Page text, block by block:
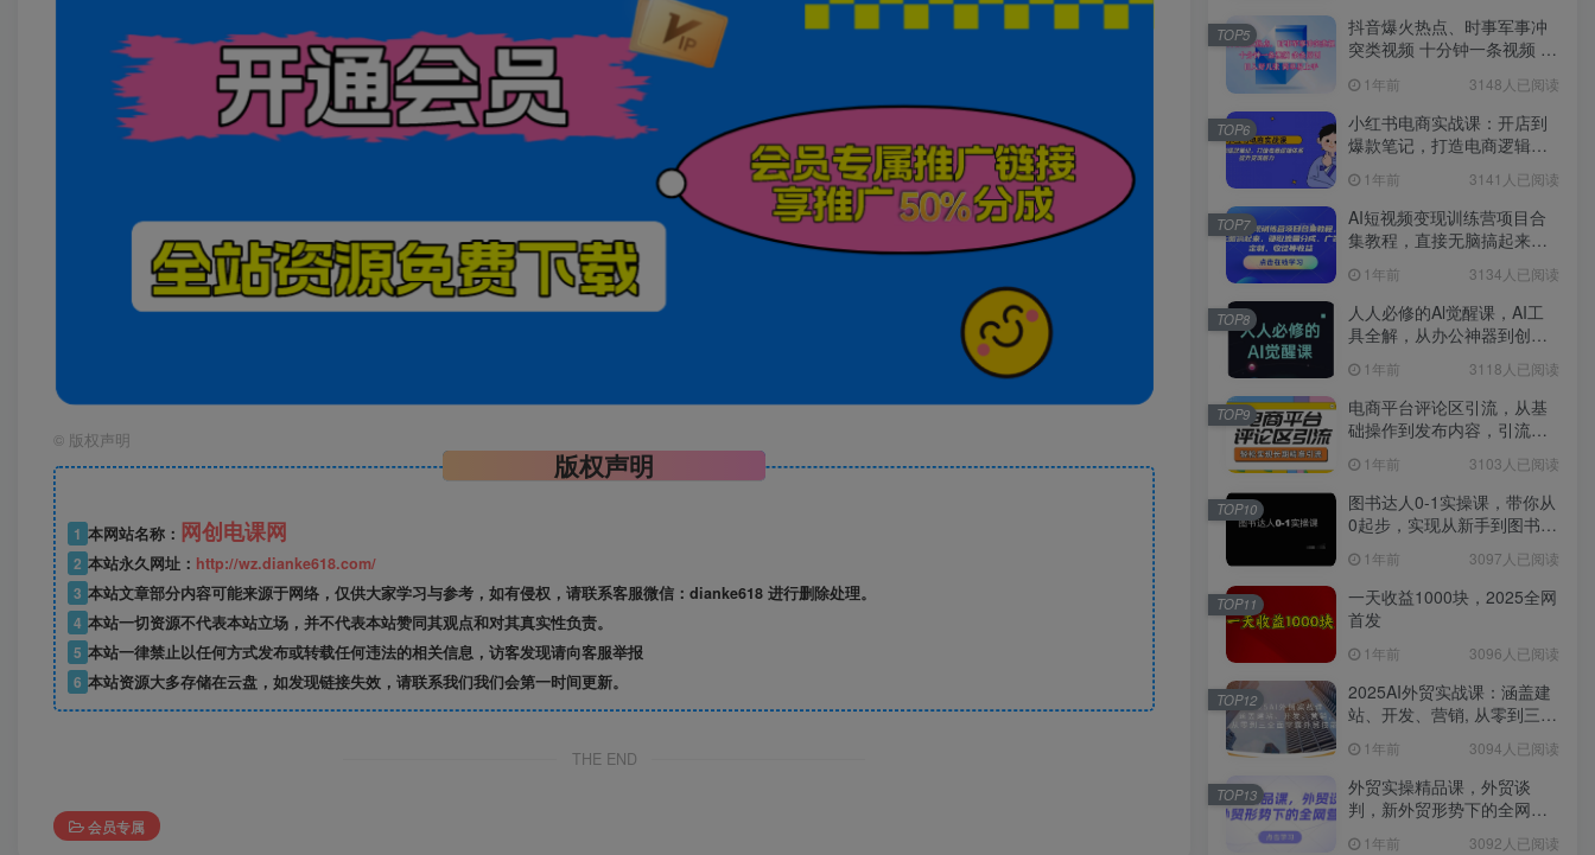
© 版权声明
版权声明
1 本网站名称： 网创电课网
2 本站永久网址： http://wz.dianke618.com/
3 本站文章部分内容可能来源于网络，仅供大家学习与参考，如有侵权，请联系客服微信：dianke618 进行删除处理。
4 本站一切资源不代表本站立场，并不代表本站赞同其观点和对其真实性负责。
5 本站一律禁止以任何方式发布或转载任何违法的相关信息，访客发现请向客服举报
6 本站资源大多存储在云盘，如发现链接失效，请联系我们我们会第一时间更新。
THE END
会员专属
抖音爆火热点、时事军事冲
突类视频 十分钟一条视频 条
手 1年前 3148人已阅读
TOP5
小红书电商实战课：开店到
爆款笔记，打造电商逻辑体
1年前 3141人已阅读
TOP6
AI短视频变现训练营项目合
集教程，直接无脑搞起来，
制、收徒等收益
1年前 3134人已阅读
TOP7
人人必修的Al觉醒课，AI工
具全解，从办公神器到创意
1年前 3118人已阅读
TOP8
电商平台评论区引流，从基
础操作到发布内容，引流技
1年前 3103人已阅读
TOP9
图书达人0-1实操课，带你从
0起步，实现从新手到图书达
1年前 3097人已阅读
TOP10
一天收益1000块，2025全网
首发
1年前 3096人已阅读
TOP11
2025AI外贸实战课：涵盖建
站、开发、营销, 从零到三全
1年前 3094人已阅读
TOP12
外贸实操精品课，外贸谈
判，新外贸形势下的全网营
1年前 3092人已阅读
TOP13